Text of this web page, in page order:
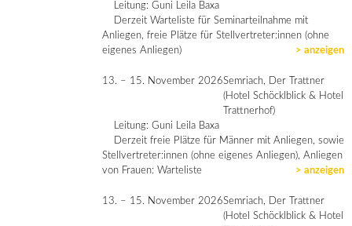
Leitung: Guni Leila Baxa
Derzeit Warteliste für Seminarteilnahme mit
Anliegen, freie Plätze für Stellvertreter:innen (ohne
eigenes Anliegen)
> anzeigen
13. – 15. November 2026Semriach, Der Trattner
(Hotel Schöcklblick & Hotel
Trattnerhof)
Leitung: Guni Leila Baxa
Derzeit freie Plätze für Männer mit Anliegen, sowie
Stellvertreter:innen (ohne eigenes Anliegen), Anliegen
von Frauen: Warteliste
> anzeigen
13. – 15. November 2026Semriach, Der Trattner
(Hotel Schöcklblick & Hotel